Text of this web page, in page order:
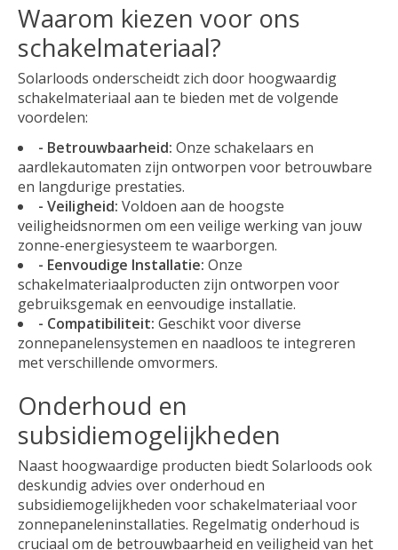
Waarom kiezen voor ons
schakelmateriaal?
Solarloods onderscheidt zich door hoogwaardig
schakelmateriaal aan te bieden met de volgende
voordelen:
- Betrouwbaarheid: Onze schakelaars en
aardlekautomaten zijn ontworpen voor betrouwbare
en langdurige prestaties.
- Veiligheid: Voldoen aan de hoogste
veiligheidsnormen om een veilige werking van jouw
zonne-energiesysteem te waarborgen.
- Eenvoudige Installatie: Onze
schakelmateriaalproducten zijn ontworpen voor
gebruiksgemak en eenvoudige installatie.
- Compatibiliteit: Geschikt voor diverse
zonnepanelensystemen en naadloos te integreren
met verschillende omvormers.
Onderhoud en
subsidiemogelijkheden
Naast hoogwaardige producten biedt Solarloods ook
deskundig advies over onderhoud en
subsidiemogelijkheden voor schakelmateriaal voor
zonnepaneleninstallaties. Regelmatig onderhoud is
cruciaal om de betrouwbaarheid en veiligheid van het